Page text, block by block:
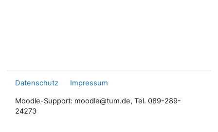
Datenschutz Impressum
Moodle-Support: moodle@tum.de, Tel. 089-289-
24273